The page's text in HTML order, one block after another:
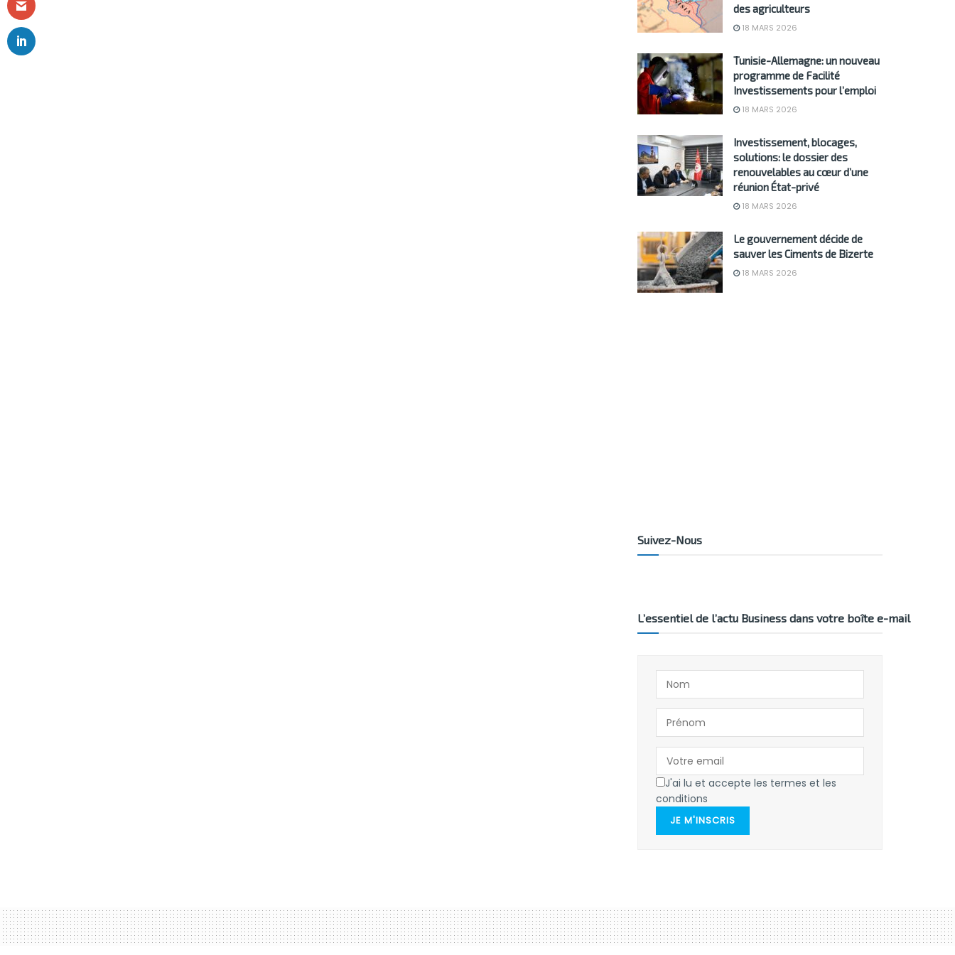
des agriculteurs
18 MARS 2026
Tunisie-Allemagne: un nouveau
programme de Facilité
Investissements pour l’emploi
18 MARS 2026
Investissement, blocages,
solutions: le dossier des
renouvelables au cœur d’une
réunion État-privé
18 MARS 2026
Le gouvernement décide de
sauver les Ciments de Bizerte
18 MARS 2026
Suivez-Nous
L’essentiel de l’actu Business dans votre boîte e-mail
J'ai lu et accepte les termes et les
conditions
JE M'INSCRIS